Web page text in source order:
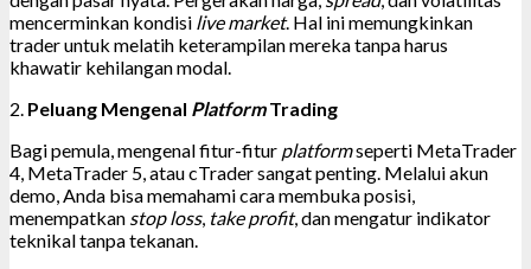
mencerminkan kondisi live market. Hal ini memungkinkan
trader untuk melatih keterampilan mereka tanpa harus
khawatir kehilangan modal.
2. Peluang Mengenal PlatformTrading
Bagi pemula, mengenal fitur-fitur platformseperti MetaTrader
4, MetaTrader 5, atau cTrader sangat penting. Melalui akun
demo, Anda bisa memahami cara membuka posisi,
menempatkan stop loss, take profit, dan mengatur indikator
teknikal tanpa tekanan.